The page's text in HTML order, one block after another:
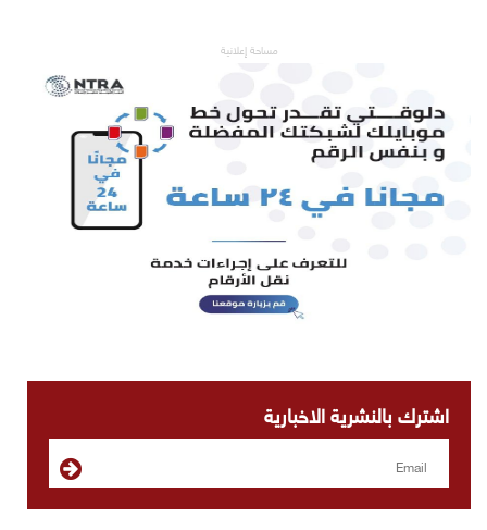
مساحة إعلانية
اشترك بالنشرية الاخبارية